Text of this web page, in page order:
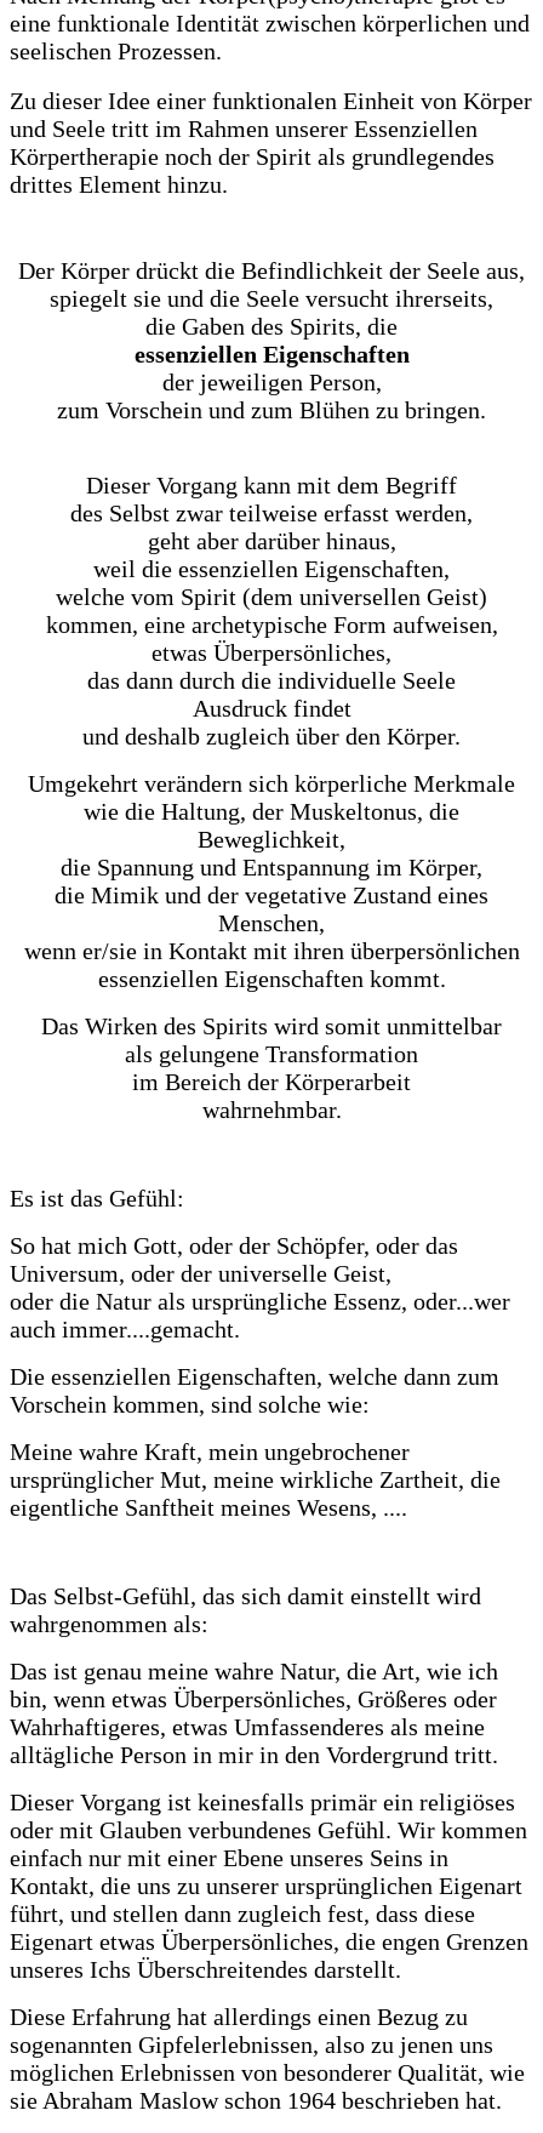
eine funktionale Identität zwischen körperlichen und
seelischen Prozessen.
Zu dieser Idee einer funktionalen Einheit von Körper
und Seele tritt im Rahmen unserer Essenziellen
Körpertherapie noch der Spirit als grundlegendes
drittes Element hinzu.
Der Körper drückt die Befindlichkeit der Seele aus,
spiegelt sie und die Seele versucht ihrerseits,
die Gaben des Spirits, die
essenziellen Eigenschaften
der jeweiligen Person,
zum Vorschein und zum Blühen zu bringen.
Dieser Vorgang kann mit dem Begriff
des Selbst zwar teilweise erfasst werden,
geht aber darüber hinaus,
weil die essenziellen Eigenschaften,
welche vom Spirit (dem universellen Geist)
kommen, eine archetypische Form aufweisen,
etwas Überpersönliches,
das dann durch die individuelle Seele
Ausdruck findet
und deshalb zugleich über den Körper.
Umgekehrt verändern sich körperliche Merkmale
wie die Haltung, der Muskeltonus, die
Beweglichkeit,
die Spannung und Entspannung im Körper,
die Mimik und der vegetative Zustand eines
Menschen,
wenn er/sie in Kontakt mit ihren überpersönlichen
essenziellen Eigenschaften kommt.
Das Wirken des Spirits wird somit unmittelbar
als gelungene Transformation
im Bereich der Körperarbeit
wahrnehmbar.
Es ist das Gefühl:
So hat mich Gott, oder der Schöpfer, oder das
Universum, oder der universelle Geist,
oder die Natur als ursprüngliche Essenz, oder...wer
auch immer....gemacht.
Die essenziellen Eigenschaften, welche dann zum
Vorschein kommen, sind solche wie:
Meine wahre Kraft, mein ungebrochener
ursprünglicher Mut, meine wirkliche Zartheit, die
eigentliche Sanftheit meines Wesens, ....
Das Selbst-Gefühl, das sich damit einstellt wird
wahrgenommen als:
Das ist genau meine wahre Natur, die Art, wie ich
bin, wenn etwas Überpersönliches, Größeres oder
Wahrhaftigeres, etwas Umfassenderes als meine
alltägliche Person in mir in den Vordergrund tritt.
Dieser Vorgang ist keinesfalls primär ein religiöses
oder mit Glauben verbundenes Gefühl. Wir kommen
einfach nur mit einer Ebene unseres Seins in
Kontakt, die uns zu unserer ursprünglichen Eigenart
führt, und stellen dann zugleich fest, dass diese
Eigenart etwas Überpersönliches, die engen Grenzen
unseres Ichs Überschreitendes darstellt.
Diese Erfahrung hat allerdings einen Bezug zu
sogenannten Gipfelerlebnissen, also zu jenen uns
möglichen Erlebnissen von besonderer Qualität, wie
sie Abraham Maslow schon 1964 beschrieben hat.